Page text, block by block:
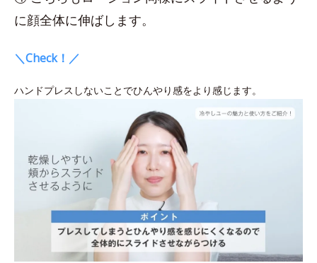
に顔全体に伸ばします。
＼Check！／
ハンドプレスしないことでひんやり感をより感じます。